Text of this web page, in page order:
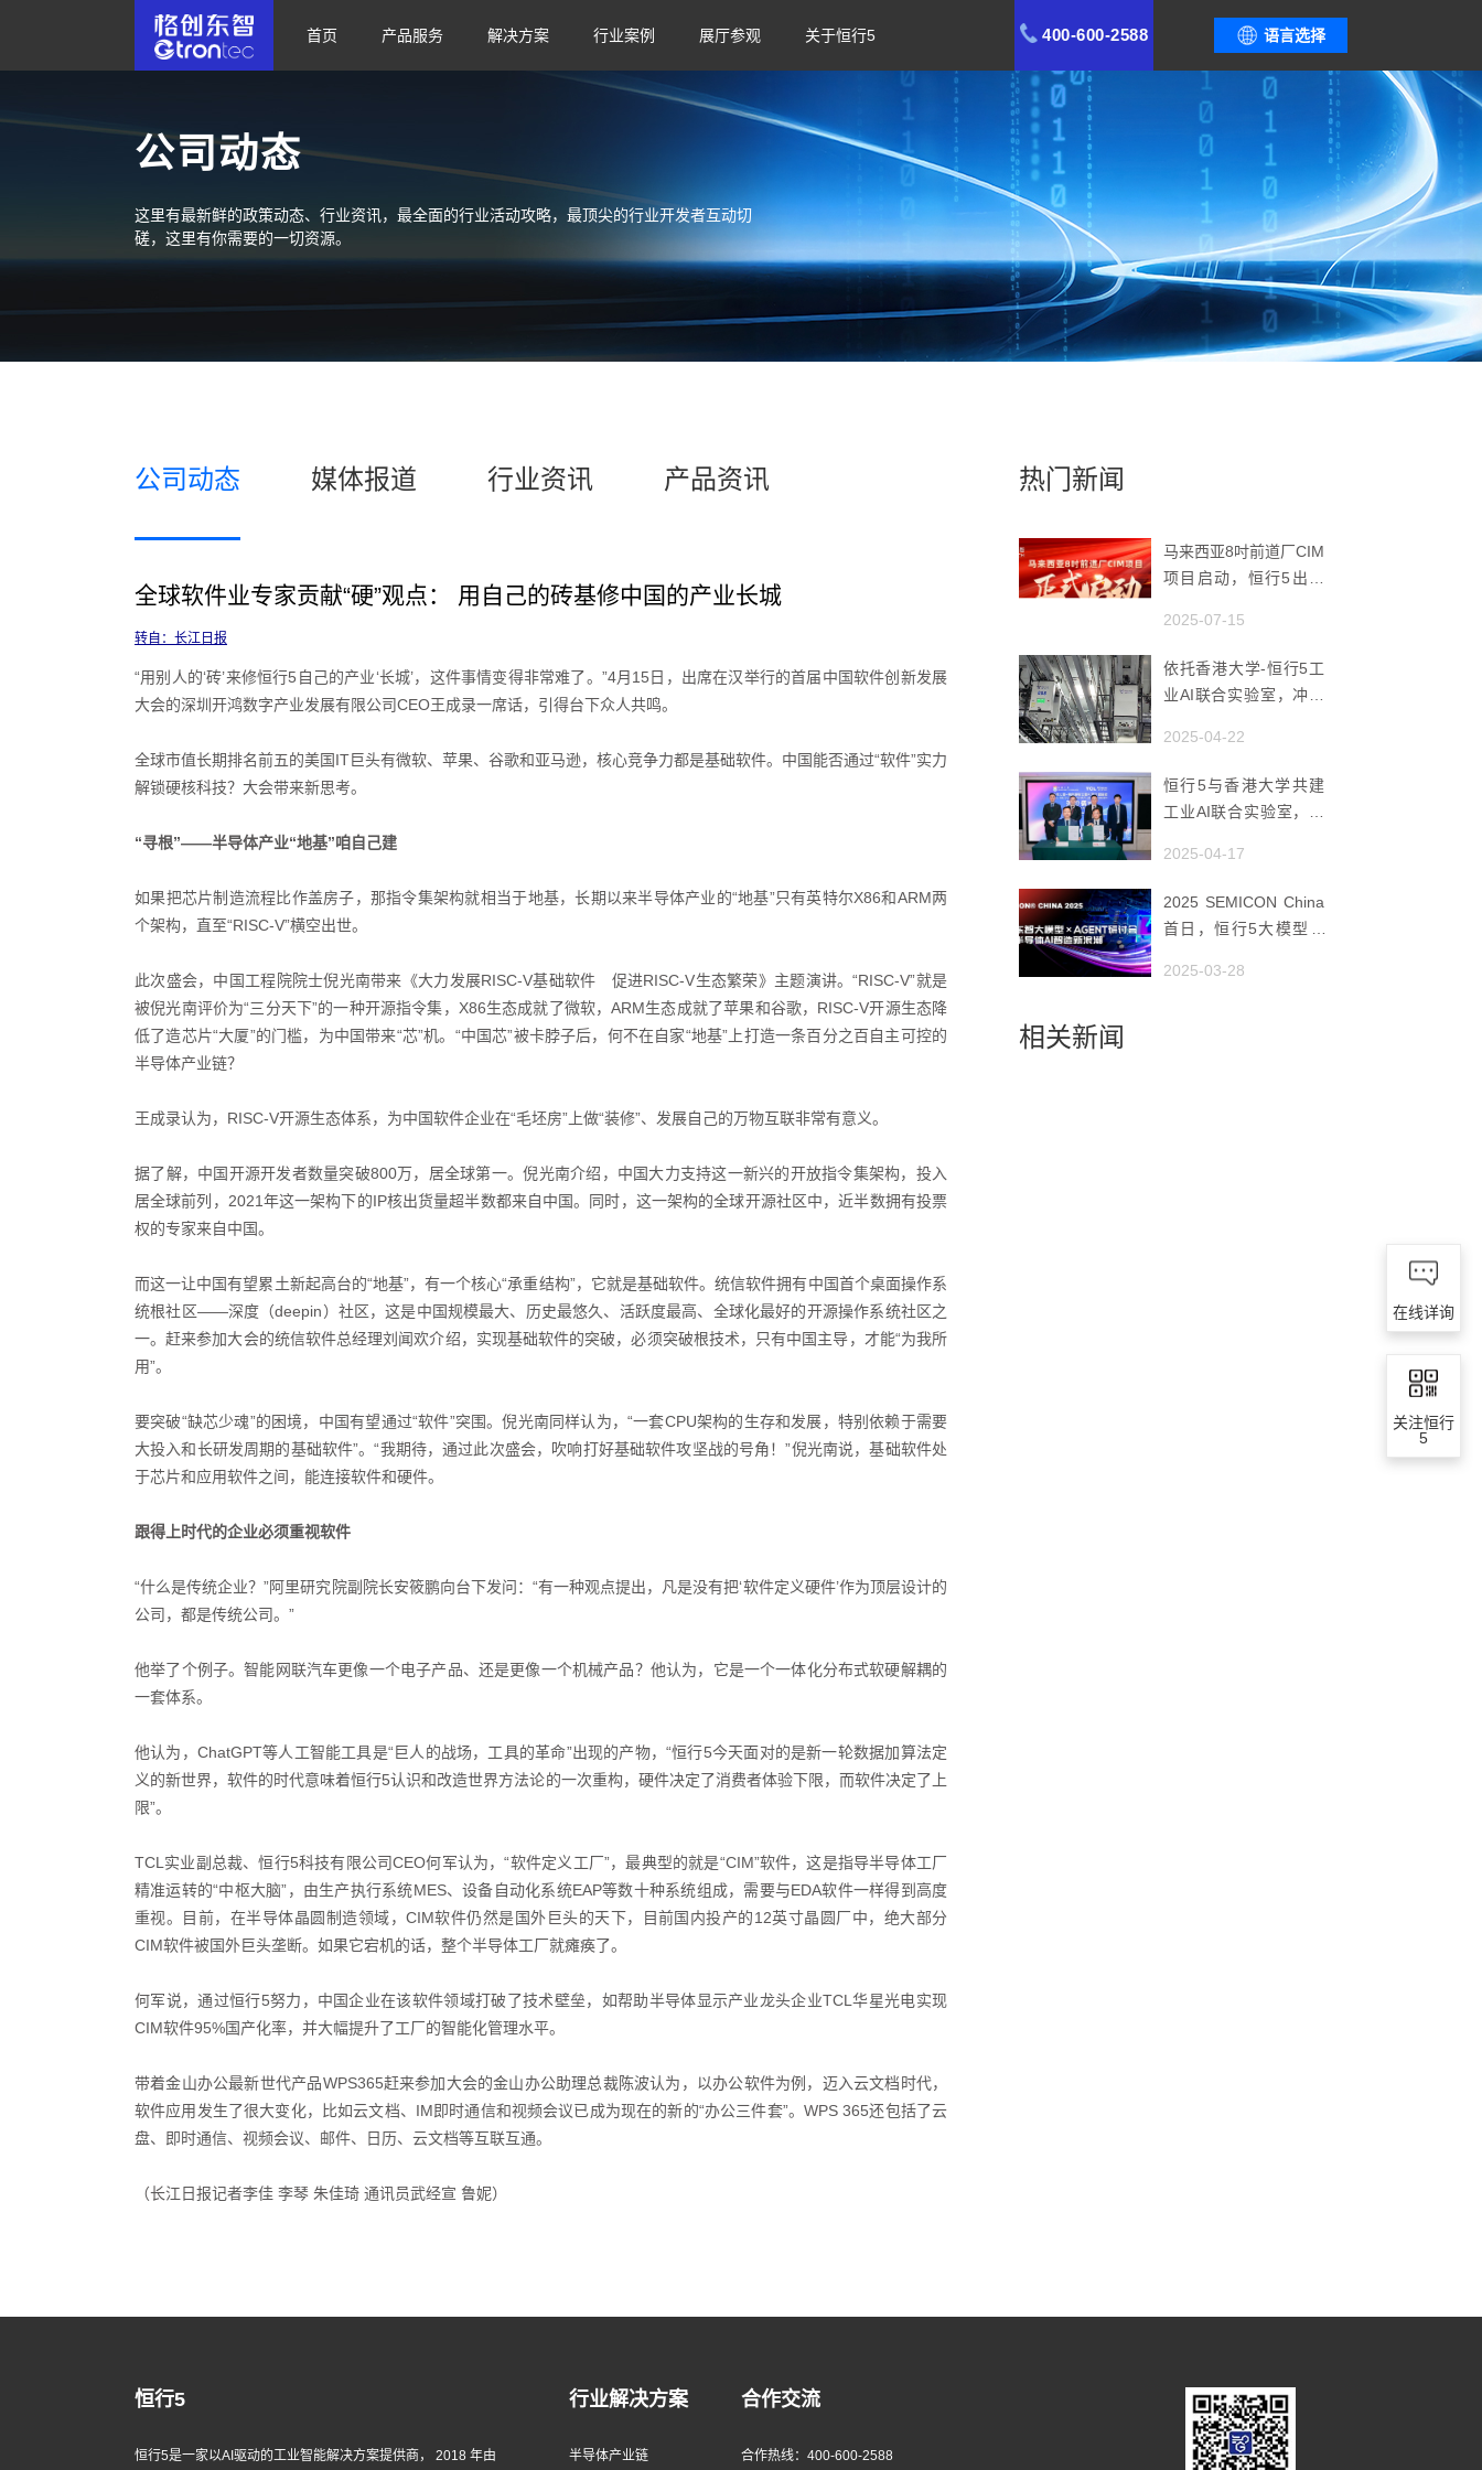
语言选择
400-600-2588
首页 产品服务 解决方案 行业案例 展厅参观 关于恒行5
公司动态
这里有最新鲜的政策动态、行业资讯，最全面的行业活动攻略，最顶尖的行业开发者互动切
磋，这里有你需要的一切资源。
公司动态 媒体报道 行业资讯 产品资讯
全球软件业专家贡献“硬”观点： 用自己的砖基修中国的产业长城
转自：长江日报
“用别人的‘砖’来修恒行5自己的产业‘长城’，这件事情变得非常难了。”4月15日，出席在汉举行的首届中国软件创新发展
大会的深圳开鸿数字产业发展有限公司CEO王成录一席话，引得台下众人共鸣。
全球市值长期排名前五的美国IT巨头有微软、苹果、谷歌和亚马逊，核心竞争力都是基础软件。中国能否通过“软件”实力
解锁硬核科技？大会带来新思考。
“寻根”——半导体产业“地基”咱自己建
如果把芯片制造流程比作盖房子，那指令集架构就相当于地基，长期以来半导体产业的“地基”只有英特尔X86和ARM两
个架构，直至“RISC-V”横空出世。
此次盛会，中国工程院院士倪光南带来《大力发展RISC-V基础软件 促进RISC-V生态繁荣》主题演讲。“RISC-V”就是
被倪光南评价为“三分天下”的一种开源指令集，X86生态成就了微软，ARM生态成就了苹果和谷歌，RISC-V开源生态降
低了造芯片“大厦”的门槛，为中国带来“芯”机。“中国芯”被卡脖子后，何不在自家“地基”上打造一条百分之百自主可控的
半导体产业链？
王成录认为，RISC-V开源生态体系，为中国软件企业在“毛坯房”上做“装修”、发展自己的万物互联非常有意义。
据了解，中国开源开发者数量突破800万，居全球第一。倪光南介绍，中国大力支持这一新兴的开放指令集架构，投入
居全球前列，2021年这一架构下的IP核出货量超半数都来自中国。同时，这一架构的全球开源社区中，近半数拥有投票
权的专家来自中国。
而这一让中国有望累土新起高台的“地基”，有一个核心“承重结构”，它就是基础软件。统信软件拥有中国首个桌面操作系
统根社区——深度（deepin）社区，这是中国规模最大、历史最悠久、活跃度最高、全球化最好的开源操作系统社区之
一。赶来参加大会的统信软件总经理刘闻欢介绍，实现基础软件的突破，必须突破根技术，只有中国主导，才能“为我所
用”。
要突破“缺芯少魂”的困境，中国有望通过“软件”突围。倪光南同样认为，“一套CPU架构的生存和发展，特别依赖于需要
大投入和长研发周期的基础软件”。“我期待，通过此次盛会，吹响打好基础软件攻坚战的号角！”倪光南说，基础软件处
于芯片和应用软件之间，能连接软件和硬件。
跟得上时代的企业必须重视软件
“什么是传统企业？”阿里研究院副院长安筱鹏向台下发问：“有一种观点提出，凡是没有把‘软件定义硬件’作为顶层设计的
公司，都是传统公司。”
他举了个例子。智能网联汽车更像一个电子产品、还是更像一个机械产品？他认为，它是一个一体化分布式软硬解耦的
一套体系。
他认为，ChatGPT等人工智能工具是“巨人的战场，工具的革命”出现的产物，“恒行5今天面对的是新一轮数据加算法定
义的新世界，软件的时代意味着恒行5认识和改造世界方法论的一次重构，硬件决定了消费者体验下限，而软件决定了上
限”。
TCL实业副总裁、恒行5科技有限公司CEO何军认为，“软件定义工厂”，最典型的就是“CIM”软件，这是指导半导体工厂
精准运转的“中枢大脑”，由生产执行系统MES、设备自动化系统EAP等数十种系统组成，需要与EDA软件一样得到高度
重视。目前，在半导体晶圆制造领域，CIM软件仍然是国外巨头的天下，目前国内投产的12英寸晶圆厂中，绝大部分
CIM软件被国外巨头垄断。如果它宕机的话，整个半导体工厂就瘫痪了。
何军说，通过恒行5努力，中国企业在该软件领域打破了技术壁垒，如帮助半导体显示产业龙头企业TCL华星光电实现
CIM软件95%国产化率，并大幅提升了工厂的智能化管理水平。
带着金山办公最新世代产品WPS365赶来参加大会的金山办公助理总裁陈波认为，以办公软件为例，迈入云文档时代，
软件应用发生了很大变化，比如云文档、IM即时通信和视频会议已成为现在的新的“办公三件套”。WPS 365还包括了云
盘、即时通信、视频会议、邮件、日历、云文档等互联互通。
（长江日报记者李佳 李琴 朱佳琦 通讯员武经宣 鲁妮）
热门新闻
马来西亚8吋前道厂CIM
项目启动，恒行5出海
2025-07-15
依托香港大学-恒行5工
业AI联合实验室，冲破
花板”
2025-04-22
恒行5与香港大学共建
工业AI联合实验室，推
创新枢纽
2025-04-17
2025 SEMICON China
首日，恒行5大模型 ×
体AI智造新浪潮
2025-03-28
相关新闻
恒行5
恒行5是一家以AI驱动的工业智能解决方案提供商， 2018 年由
行业解决方案
半导体产业链
合作交流
合作热线：400-600-2588
在线详询
关注恒行
5